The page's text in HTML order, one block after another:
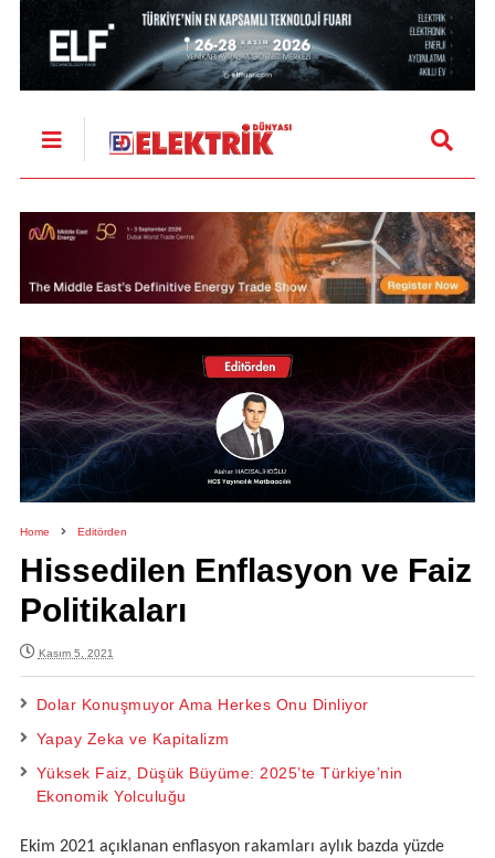
Home Editörden
Hissedilen Enflasyon ve Faiz
Politikaları
Kasım 5, 2021
Dolar Konuşmuyor Ama Herkes Onu Dinliyor
Yapay Zeka ve Kapitalizm
Yüksek Faiz, Düşük Büyüme: 2025’te Türkiye’nin
Ekonomik Yolculuğu
Ekim 2021 açıklanan enflasyon rakamları aylık bazda yüzde